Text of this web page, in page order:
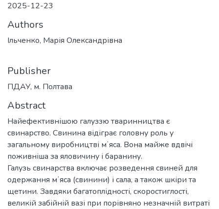
2025-12-23
Authors
Ільченко, Марія Олександрівна
Publisher
ПДАУ, м. Полтава
Abstract
Найефективнішою галуззю тваринництва є
свинарство. Свинина відіграє головну роль у
загальному виробництві мʼяса. Вона майже вдвічі
поживніша за яловичину і баранину.
Галузь свинарства включає розведення свиней для
одержання мʼяса (свинини) і сала, а також шкіри та
щетини. Завдяки багатоплідності, скоростиглості,
великій забійній вазі при порівняно незначній витраті